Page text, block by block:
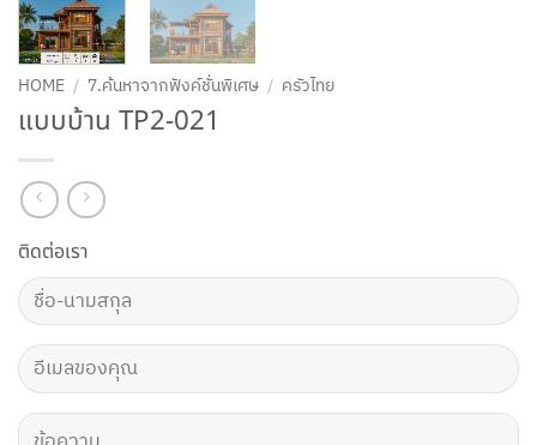
HOME / 7.ค้นหาจากฟังค์ชั่นพิเศษ / ครัวไทย
แบบบ้าน TP2-021
ติดต่อเรา